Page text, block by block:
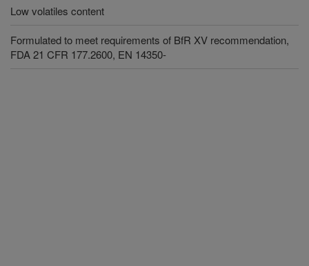
Low volatiles content
Formulated to meet requirements of BfR XV recommendation,
FDA 21 CFR 177.2600, EN 14350-